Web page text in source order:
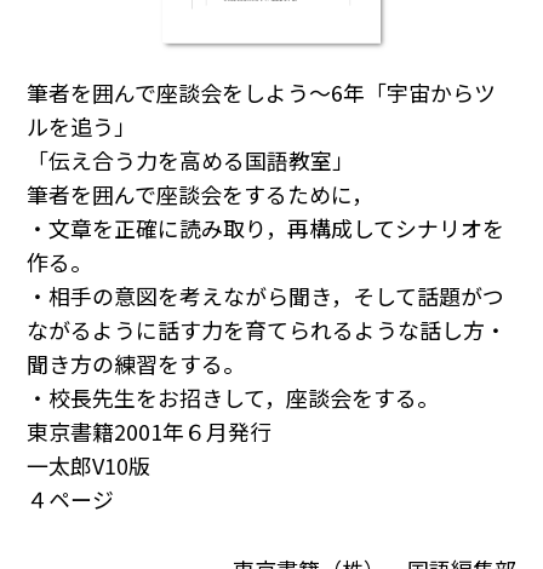
筆者を囲んで座談会をしよう～6年「宇宙からツ
ルを追う」
「伝え合う力を高める国語教室」
筆者を囲んで座談会をするために，
・文章を正確に読み取り，再構成してシナリオを
作る。
・相手の意図を考えながら聞き，そして話題がつ
ながるように話す力を育てられるような話し方・
聞き方の練習をする。
・校長先生をお招きして，座談会をする。
東京書籍2001年６月発行
一太郎V10版
４ページ